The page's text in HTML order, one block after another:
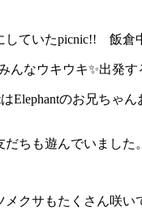
ていたpicnic!! 飯倉
んなウキウキ✨出発す
Elephantのお兄ちゃ
だちも遊んでいまし
メクサもたくさん咲